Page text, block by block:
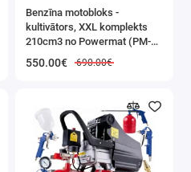
dabasgāzi), gan
(sašķidrināto naftas
kalpošanas
Benzīna motobloks -
kultivātors, XXL komplekts
210cm3 no Powermat (PM-
550.00€ 690.00€